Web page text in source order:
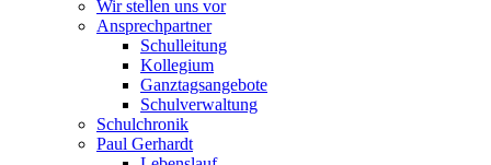
Wir stellen uns vor
Ansprechpartner
Schulleitung
Kollegium
Ganztagsangebote
Schulverwaltung
Schulchronik
Paul Gerhardt